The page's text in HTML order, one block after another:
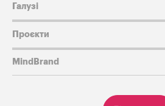
Галузі
Проєкти
MindBrand